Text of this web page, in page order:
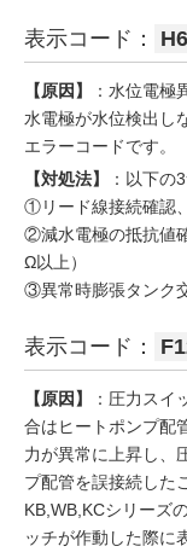
表示コード：
【原因】
：水位電極
水電極が水位検出し
エラーコードです。
【対処法】
：以下の
①リード線接続確認
②減水電極の抵抗値
Ω以上）
③異常時膨張タンク
表示コード：
【原因】
：圧力スイ
合はヒートポンプ配
力が異常に上昇し、
プ配管を誤接続した
KB,WB,KCシリーズ
ッチが作動した際に